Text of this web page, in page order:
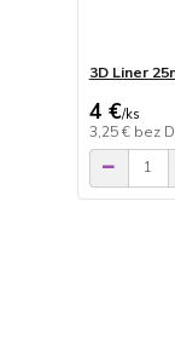
3D Liner
4 €/ks
3,25 € bez